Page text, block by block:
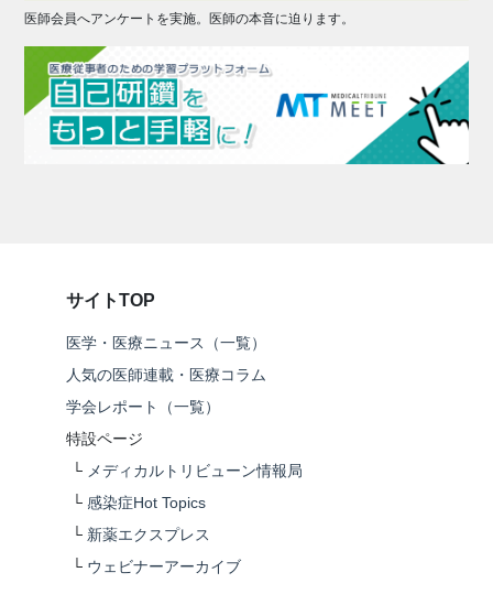
医師会員へアンケートを実施。医師の本音に迫ります。
サイトTOP
医学・医療ニュース（一覧）
人気の医師連載・医療コラム
学会レポート（一覧）
特設ページ
└ メディカルトリビューン情報局
└ 感染症Hot Topics
└ 新薬エクスプレス
└ ウェビナーアーカイブ